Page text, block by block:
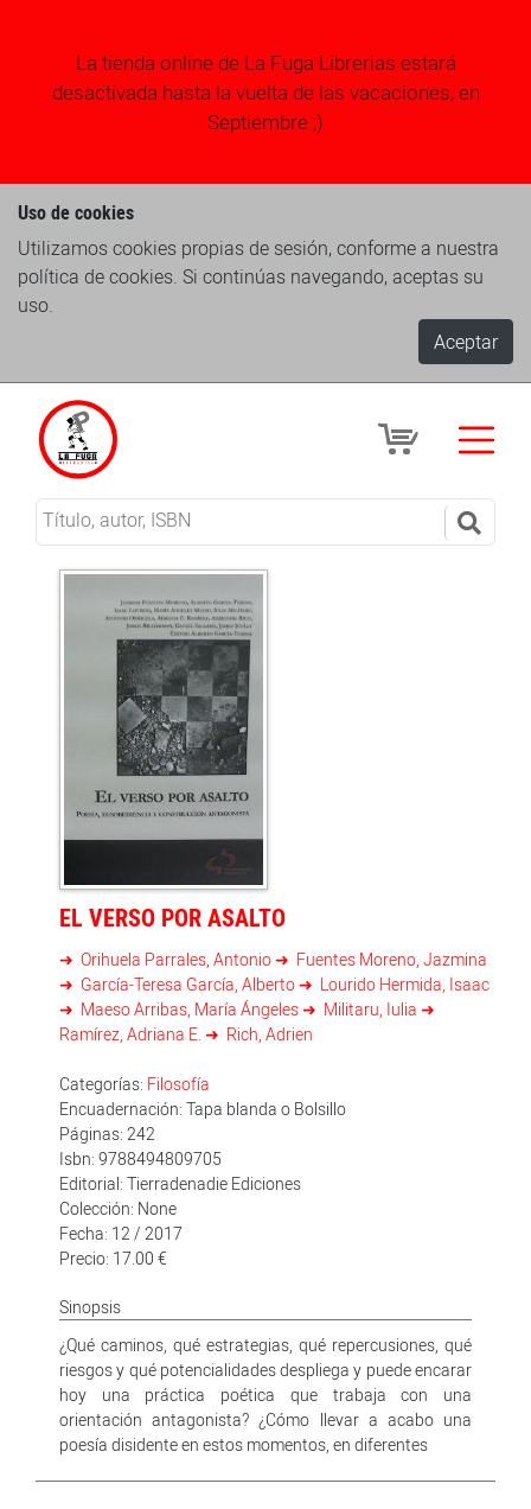
La tienda online de La Fuga Librerias estará
desactivada hasta la vuelta de las vacaciones, en
Septiembre ;)
Uso de cookies
Utilizamos cookies propias de sesión, conforme a nuestra
política de cookies. Si continúas navegando, aceptas su
uso.
Aceptar
EL VERSO POR ASALTO
Orihuela Parrales, Antonio
Fuentes Moreno, Jazmina
García-Teresa García, Alberto
Lourido Hermida, Isaac
Maeso Arribas, María Ángeles
Militaru, Iulia
Ramírez, Adriana E.
Rich, Adrien
Categorías: Filosofía
Encuadernación: Tapa blanda o Bolsillo
Páginas: 242
Isbn: 9788494809705
Editorial: Tierradenadie Ediciones
Colección: None
Fecha: 12 / 2017
Precio: 17.00 €
Sinopsis
¿Qué caminos, qué estrategias, qué repercusiones, qué
riesgos y qué potencialidades despliega y puede encarar
hoy una práctica poética que trabaja con una
orientación antagonista? ¿Cómo llevar a acabo una
poesía disidente en estos momentos, en diferentes